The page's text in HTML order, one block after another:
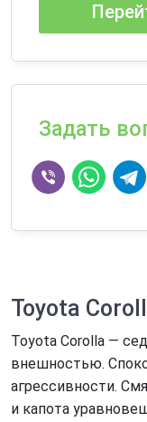
Задать
Toyota
Toyota Corolla —
внешностью.
агрессивности.
и капота